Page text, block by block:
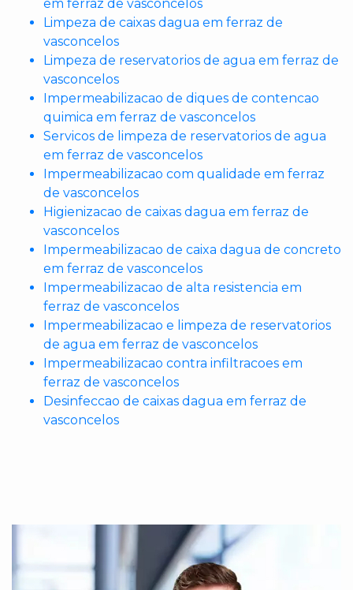
em ferraz de vasconcelos
Limpeza de caixas dagua em ferraz de
vasconcelos
Limpeza de reservatorios de agua em ferraz de
vasconcelos
Impermeabilizacao de diques de contencao
quimica em ferraz de vasconcelos
Servicos de limpeza de reservatorios de agua
em ferraz de vasconcelos
Impermeabilizacao com qualidade em ferraz
de vasconcelos
Higienizacao de caixas dagua em ferraz de
vasconcelos
Impermeabilizacao de caixa dagua de concreto
em ferraz de vasconcelos
Impermeabilizacao de alta resistencia em
ferraz de vasconcelos
Impermeabilizacao e limpeza de reservatorios
de agua em ferraz de vasconcelos
Impermeabilizacao contra infiltracoes em
ferraz de vasconcelos
Desinfeccao de caixas dagua em ferraz de
vasconcelos